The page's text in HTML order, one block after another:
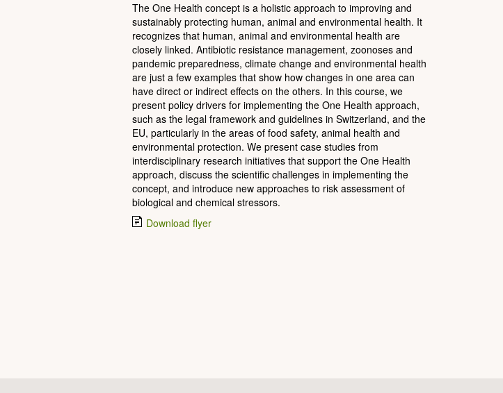
The One Health concept is a holistic approach to improving and
sustainably protecting human, animal and environmental health. It
recognizes that human, animal and environmental health are
closely linked. Antibiotic resistance management, zoonoses and
pandemic preparedness, climate change and environmental health
are just a few examples that show how changes in one area can
have direct or indirect effects on the others. In this course, we
present policy drivers for implementing the One Health approach,
such as the legal framework and guidelines in Switzerland, and the
EU, particularly in the areas of food safety, animal health and
environmental protection. We present case studies from
interdisciplinary research initiatives that support the One Health
approach, discuss the scientific challenges in implementing the
concept, and introduce new approaches to risk assessment of
biological and chemical stressors.
Download flyer